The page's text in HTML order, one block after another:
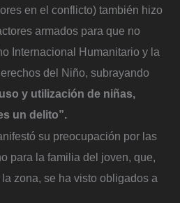
en el conflicto) también hizo
armados para que no
Internacional Humanitario y la
del Niño, subrayando
y utilización de niñas,
un delito”.
su preocupación por las
para la familia del joven, que,
zona, se ha visto obligados a